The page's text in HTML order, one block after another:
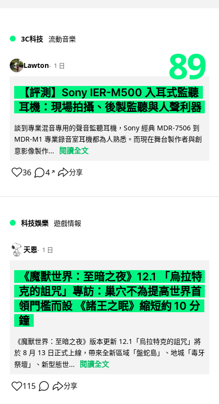
3C科技 流動音樂
Lawton 1 日 89
【評測】Sony IER-M500 入耳式監聽
耳機：現場拍攝、後製監聽與人聲利器
談到專業混音專用的聲音監聽耳機，Sony 經典 MDR-7506 到
MDR-M1 專業錄音室耳機都為人熟悉。而現在舞台製作者與創
意影像製作...
閱讀全文
36 4 ↗ 分享
科技娛樂 遊戲情報
天恩 1 日
《魔獸世界：至暗之夜》12.1 「烏拉特
克的詛咒」專訪：巢穴不為提高世界首
領門檻而設 《諸王之眠》縮短約 10 分
鐘
《魔獸世界：至暗之夜》版本更新 12.1「烏拉特克的詛咒」將
於 8 月 13 日正式上線，帶來全新區域「盤蛇島」、地城「毒牙
祭壇」、新型態世...
閱讀全文
115 分享